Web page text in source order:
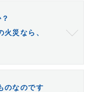
災なら、
のなのです